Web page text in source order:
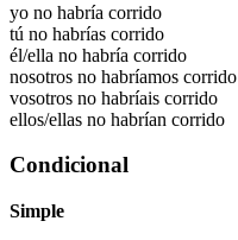
yo no habría corrido
tú no habrías corrido
él/ella no habría corrido
nosotros no habríamos corrido
vosotros no habríais corrido
ellos/ellas no habrían corrido
Condicional
Simple